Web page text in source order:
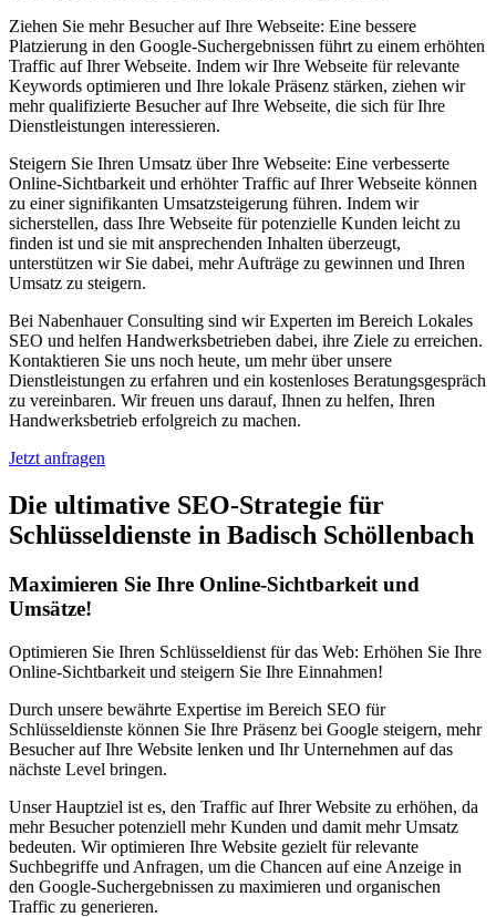
Ziehen Sie mehr Besucher auf Ihre Webseite: Eine bessere
Platzierung in den Google-Suchergebnissen führt zu einem erhöhten
Traffic auf Ihrer Webseite. Indem wir Ihre Webseite für relevante
Keywords optimieren und Ihre lokale Präsenz stärken, ziehen wir
mehr qualifizierte Besucher auf Ihre Webseite, die sich für Ihre
Dienstleistungen interessieren.
Steigern Sie Ihren Umsatz über Ihre Webseite: Eine verbesserte
Online-Sichtbarkeit und erhöhter Traffic auf Ihrer Webseite können
zu einer signifikanten Umsatzsteigerung führen. Indem wir
sicherstellen, dass Ihre Webseite für potenzielle Kunden leicht zu
finden ist und sie mit ansprechenden Inhalten überzeugt,
unterstützen wir Sie dabei, mehr Aufträge zu gewinnen und Ihren
Umsatz zu steigern.
Bei Nabenhauer Consulting sind wir Experten im Bereich Lokales
SEO und helfen Handwerksbetrieben dabei, ihre Ziele zu erreichen.
Kontaktieren Sie uns noch heute, um mehr über unsere
Dienstleistungen zu erfahren und ein kostenloses Beratungsgespräch
zu vereinbaren. Wir freuen uns darauf, Ihnen zu helfen, Ihren
Handwerksbetrieb erfolgreich zu machen.
Jetzt anfragen
Die ultimative SEO-Strategie für
Schlüsseldienste in Badisch Schöllenbach
Maximieren Sie Ihre Online-Sichtbarkeit und
Umsätze!
Optimieren Sie Ihren Schlüsseldienst für das Web: Erhöhen Sie Ihre
Online-Sichtbarkeit und steigern Sie Ihre Einnahmen!
Durch unsere bewährte Expertise im Bereich SEO für
Schlüsseldienste können Sie Ihre Präsenz bei Google steigern, mehr
Besucher auf Ihre Website lenken und Ihr Unternehmen auf das
nächste Level bringen.
Unser Hauptziel ist es, den Traffic auf Ihrer Website zu erhöhen, da
mehr Besucher potenziell mehr Kunden und damit mehr Umsatz
bedeuten. Wir optimieren Ihre Website gezielt für relevante
Suchbegriffe und Anfragen, um die Chancen auf eine Anzeige in
den Google-Suchergebnissen zu maximieren und organischen
Traffic zu generieren.